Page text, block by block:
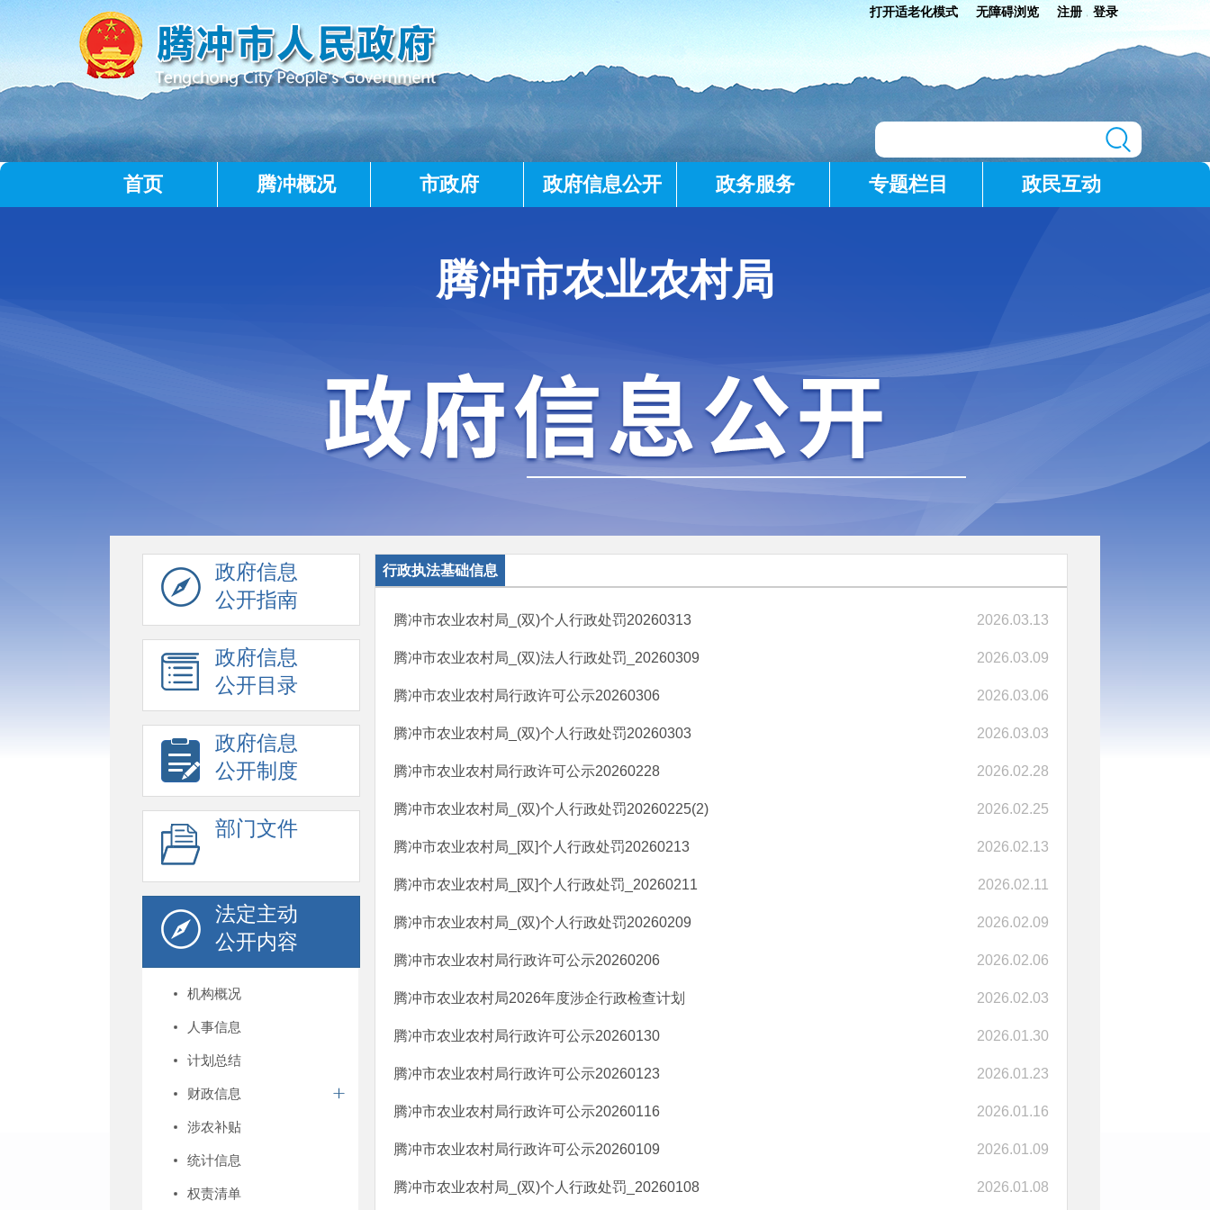
打开适老化模式 无障碍浏览 注册 登录
首页 腾冲概况 市政府 政府信息公开 政务服务 专题栏目 政民互动
腾冲市农业农村局
政府信息
公开指南
政府信息
公开目录
政府信息
公开制度
部门文件
法定主动
公开内容
机构概况
人事信息
计划总结
财政信息
涉农补贴
统计信息
权责清单
行政执法基础信息
腾冲市农业农村局_(双)个人行政处罚20260313 2026.03.13
腾冲市农业农村局_(双)法人行政处罚_20260309 2026.03.09
腾冲市农业农村局行政许可公示20260306 2026.03.06
腾冲市农业农村局_(双)个人行政处罚20260303 2026.03.03
腾冲市农业农村局行政许可公示20260228 2026.02.28
腾冲市农业农村局_(双)个人行政处罚20260225(2) 2026.02.25
腾冲市农业农村局_[双]个人行政处罚20260213 2026.02.13
腾冲市农业农村局_[双]个人行政处罚_20260211 2026.02.11
腾冲市农业农村局_(双)个人行政处罚20260209 2026.02.09
腾冲市农业农村局行政许可公示20260206 2026.02.06
腾冲市农业农村局2026年度涉企行政检查计划 2026.02.03
腾冲市农业农村局行政许可公示20260130 2026.01.30
腾冲市农业农村局行政许可公示20260123 2026.01.23
腾冲市农业农村局行政许可公示20260116 2026.01.16
腾冲市农业农村局行政许可公示20260109 2026.01.09
腾冲市农业农村局_(双)个人行政处罚_20260108 2026.01.08